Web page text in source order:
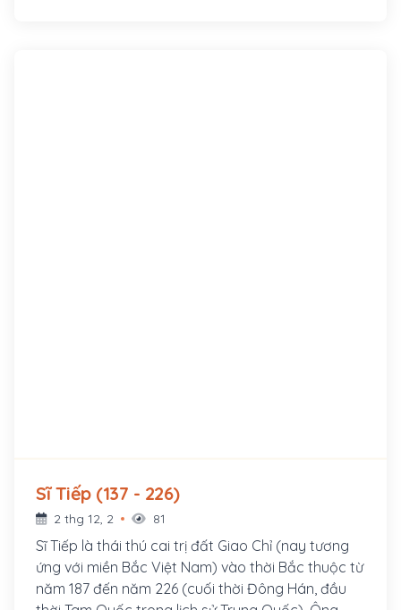
Sĩ Tiếp (137 - 226)
2 thg 12, 2 81
Sĩ Tiếp là thái thú cai trị đất Giao Chỉ (nay tương
ứng với miền Bắc Việt Nam) vào thời Bắc thuộc từ
năm 187 đến năm 226 (cuối thời Đông Hán, đầu